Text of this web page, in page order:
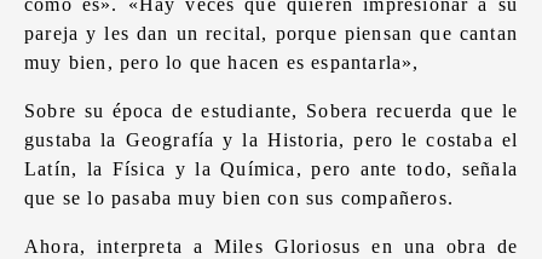
como es». «Hay veces que quieren impresionar a su
pareja y les dan un recital, porque piensan que cantan
muy bien, pero lo que hacen es espantarla»,
Sobre su época de estudiante, Sobera recuerda que le
gustaba la Geografía y la Historia, pero le costaba el
Latín, la Física y la Química, pero ante todo, señala
que se lo pasaba muy bien con sus compañeros.
Ahora, interpreta a Miles Gloriosus en una obra de